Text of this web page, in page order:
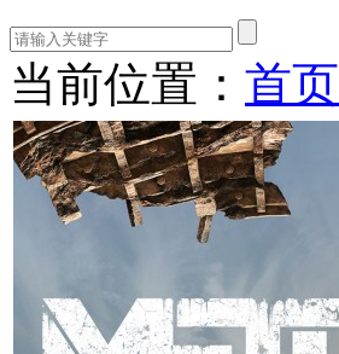
当前位置： 首页